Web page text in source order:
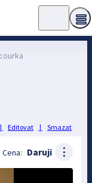
| Editovat | Smazat
Cena: Daruji ⋮